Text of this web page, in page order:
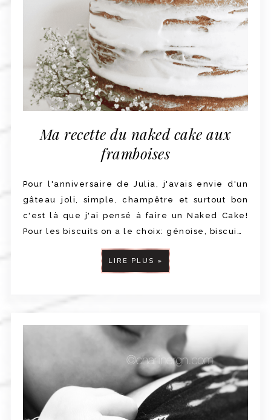
Ma recette du naked cake aux
framboises
Pour l'anniversaire de Julia, j'avais envie d'un
gâteau joli, simple, champêtre et surtout bon
c'est là que j'ai pensé à faire un Naked Cake!
Pour les biscuits on a le choix: génoise, biscui…
LIRE PLUS »